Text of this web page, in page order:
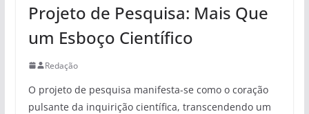
Projeto de Pesquisa: Mais Que
um Esboço Científico
Redação
O projeto de pesquisa manifesta-se como o coração
pulsante da inquirição científica, transcendendo um